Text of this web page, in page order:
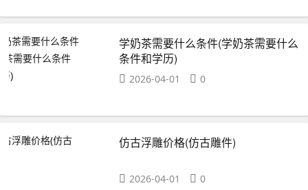
学奶茶需要什么条件(学奶茶需要什么
条件和学历)
2026-04-01 0
仿古浮雕价格(仿古雕件)
2026-04-01 0